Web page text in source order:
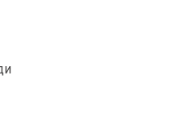
ради